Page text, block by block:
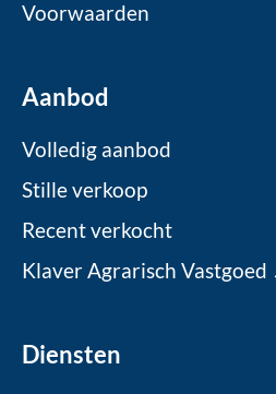
Voorwaarden
Aanbod
Volledig aanbod
Stille verkoop
Recent verkocht
Klaver Agrarisch Vastgoed
Diensten